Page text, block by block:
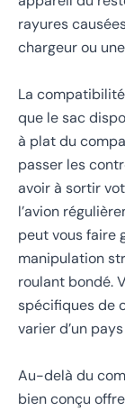
rayures
chargeur ou
La
que le sac
à plat du
passer les
avoir à sortir
l’avion
peut vous faire
manipulation
roulant bondé.
spécifiques de
varier d’un
Au-delà du
bien conçu